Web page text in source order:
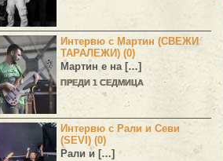
Интервю с Мартин (СВЕЖИ
ТАРАЛЕЖИ) (0)
Мартин е на […]
ПРЕДИ 1 СЕДМИЦА
Интервю с Рали и Севи
(SEVI) (0)
Рали и […]